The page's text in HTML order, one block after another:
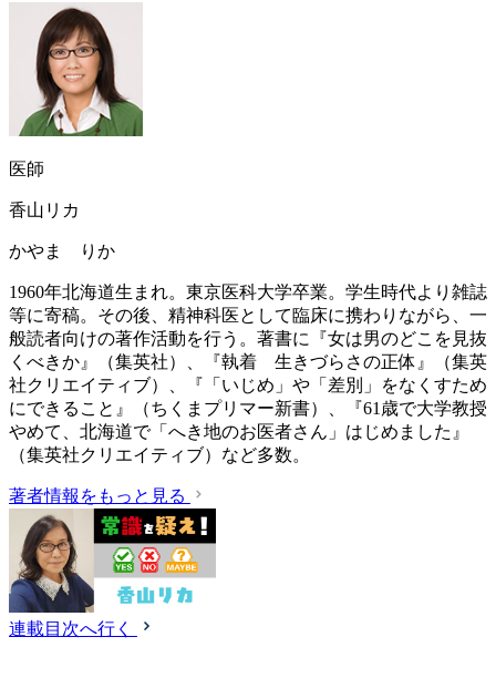
医師
香山リカ
かやま りか
1960年北海道生まれ。東京医科大学卒業。学生時代より雑誌
等に寄稿。その後、精神科医として臨床に携わりながら、一
般読者向けの著作活動を行う。著書に『女は男のどこを見抜
くべきか』（集英社）、『執着 生きづらさの正体』（集英
社クリエイティブ）、『「いじめ」や「差別」をなくすため
にできること』（ちくまプリマー新書）、『61歳で大学教授
やめて、北海道で「へき地のお医者さん」はじめました』
（集英社クリエイティブ）など多数。
著者情報をもっと見る
連載目次へ行く